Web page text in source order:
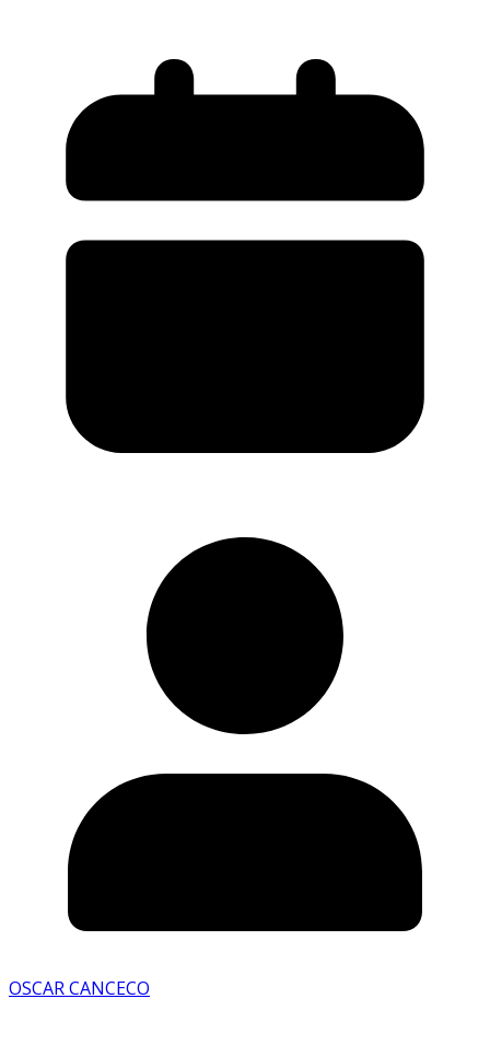
OSCAR CANCECO